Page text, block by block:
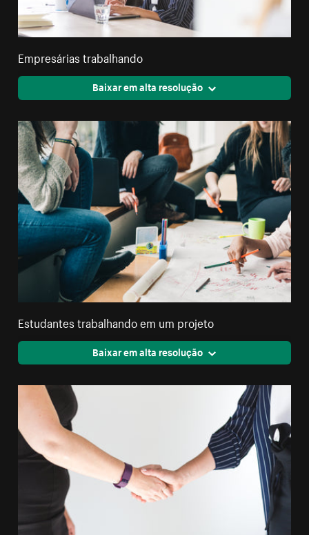
Empresárias trabalhando
Baixar em alta resolução
Estudantes trabalhando em um projeto
Baixar em alta resolução